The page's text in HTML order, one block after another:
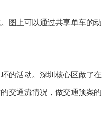
图上可以通过共享单车的动
的活动。深圳核心区做了在
交通流情况，做交通预案的